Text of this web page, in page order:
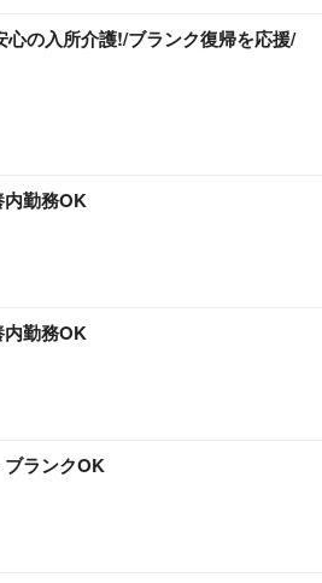
の入所介護!/ブランク復帰を応援/
勤務OK
勤務OK
ランクOK